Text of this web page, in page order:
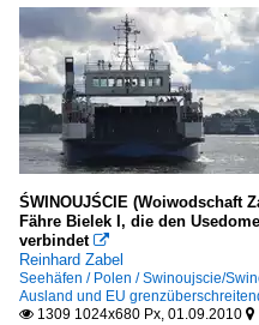
ŚWINOUJŚCIE (Woiwodschaft
Fähre Bielek I, die den
verbindet 
Reinhard Zabel
Seehäfen / Polen / Swinoujscie/
Ausland und EU
 1309 1024x680 Px, 01.09.2010 